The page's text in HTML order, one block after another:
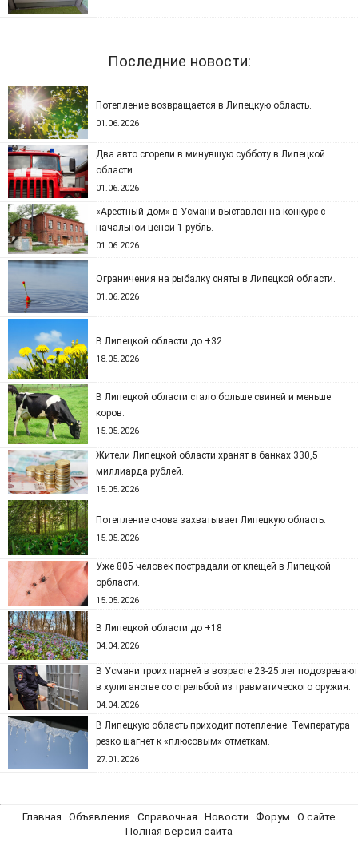
Последние новости:
Потепление возвращается в Липецкую область.
01.06.2026
Два авто сгорели в минувшую субботу в Липецкой
области.
01.06.2026
«Арестный дом» в Усмани выставлен на конкурс с
начальной ценой 1 рубль.
01.06.2026
Ограничения на рыбалку сняты в Липецкой области.
01.06.2026
В Липецкой области до +32
18.05.2026
В Липецкой области стало больше свиней и меньше
коров.
15.05.2026
Жители Липецкой области хранят в банках 330,5
миллиарда рублей.
15.05.2026
Потепление снова захватывает Липецкую область.
15.05.2026
Уже 805 человек пострадали от клещей в Липецкой
орбласти.
15.05.2026
В Липецкой области до +18
04.04.2026
В Усмани троих парней в возрасте 23-25 лет подозревают
в хулиганстве со стрельбой из травматического оружия.
04.04.2026
В Липецкую область приходит потепление. Температура
резко шагнет к «плюсовым» отметкам.
27.01.2026
Главная Объявления Справочная Новости Форум
О сайте
Полная версия сайта